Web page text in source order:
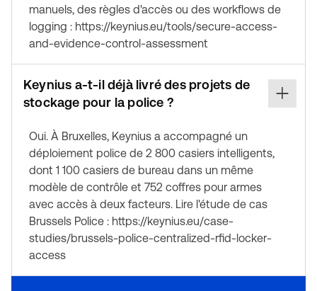
manuels, des règles d'accès ou des workflows de
logging : https://keynius.eu/tools/secure-access-
and-evidence-control-assessment
Keynius a-t-il déjà livré des projets de
stockage pour la police ?
Oui. À Bruxelles, Keynius a accompagné un
déploiement police de 2 800 casiers intelligents,
dont 1 100 casiers de bureau dans un même
modèle de contrôle et 752 coffres pour armes
avec accès à deux facteurs. Lire l'étude de cas
Brussels Police : https://keynius.eu/case-
studies/brussels-police-centralized-rfid-locker-
access